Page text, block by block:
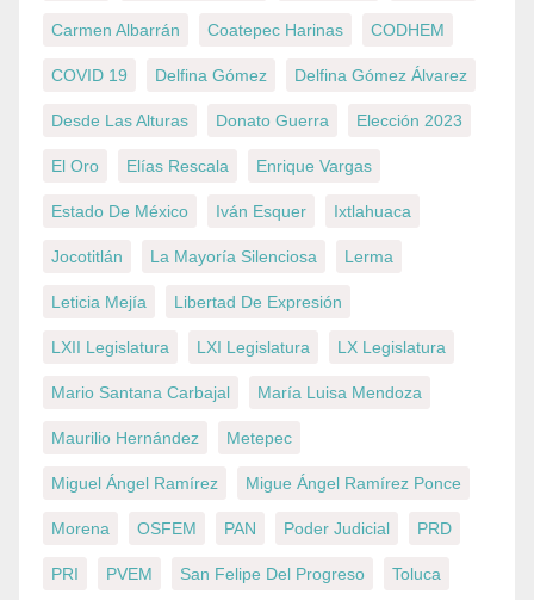
Carmen Albarrán Coatepec Harinas CODHEM
COVID 19 Delfina Gómez Delfina Gómez Álvarez
Desde Las Alturas Donato Guerra Elección 2023
El Oro Elías Rescala Enrique Vargas
Estado De México Iván Esquer Ixtlahuaca
Jocotitlán La Mayoría Silenciosa Lerma
Leticia Mejía Libertad De Expresión
LXII Legislatura LXI Legislatura LX Legislatura
Mario Santana Carbajal María Luisa Mendoza
Maurilio Hernández Metepec
Miguel Ángel Ramírez Migue Ángel Ramírez Ponce
Morena OSFEM PAN Poder Judicial PRD
PRI PVEM San Felipe Del Progreso Toluca